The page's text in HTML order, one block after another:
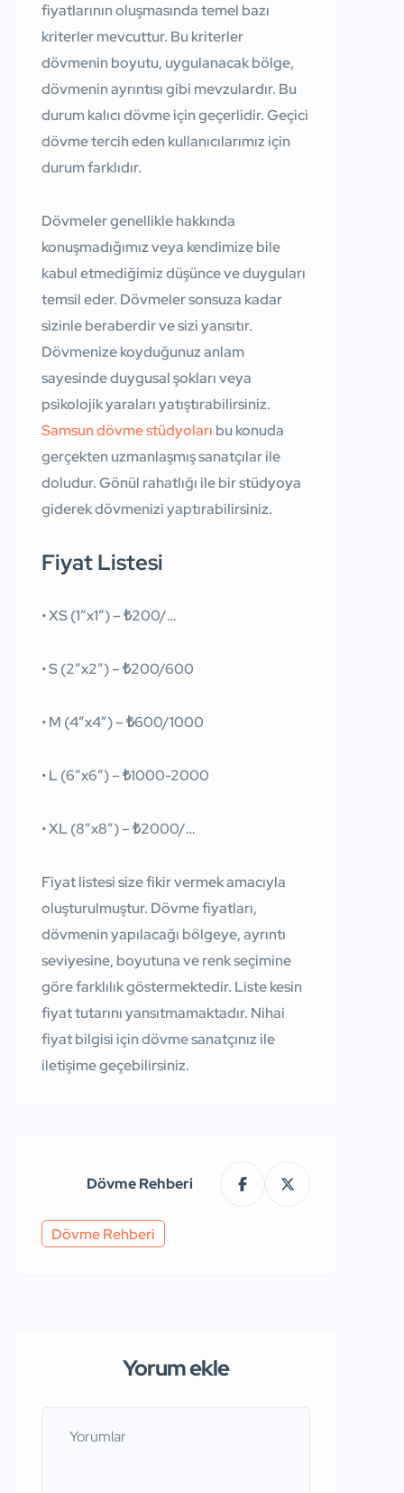
fiyatlarının oluşmasında temel bazı
kriterler mevcuttur. Bu kriterler
dövmenin boyutu, uygulanacak bölge,
dövmenin ayrıntısı gibi mevzulardır. Bu
durum kalıcı dövme için geçerlidir. Geçici
dövme tercih eden kullanıcılarımız için
durum farklıdır.
Dövmeler genellikle hakkında
konuşmadığımız veya kendimize bile
kabul etmediğimiz düşünce ve duyguları
temsil eder. Dövmeler sonsuza kadar
sizinle beraberdir ve sizi yansıtır.
Dövmenize koyduğunuz anlam
sayesinde duygusal şokları veya
psikolojik yaraları yatıştırabilirsiniz.
Samsun dövme stüdyoları bu konuda
gerçekten uzmanlaşmış sanatçılar ile
doludur. Gönül rahatlığı ile bir stüdyoya
giderek dövmenizi yaptırabilirsiniz.
Fiyat Listesi
• XS (1″x1″) – ₺200/…
• S (2″x2″) – ₺200/600
• M (4″x4″) – ₺600/1000
• L (6″x6″) – ₺1000-2000
• XL (8″x8″) – ₺2000/…
Fiyat listesi size fikir vermek amacıyla
oluşturulmuştur. Dövme fiyatları,
dövmenin yapılacağı bölgeye, ayrıntı
seviyesine, boyutuna ve renk seçimine
göre farklılık göstermektedir. Liste kesin
fiyat tutarını yansıtmamaktadır. Nihai
fiyat bilgisi için dövme sanatçınız ile
iletişime geçebilirsiniz.
Dövme Rehberi
Dövme Rehberi
Yorum ekle